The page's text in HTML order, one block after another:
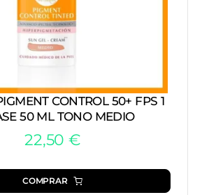
CONTROL 50+ FPS 1
50 ML TONO MEDIO
22,50 €
COMPRAR